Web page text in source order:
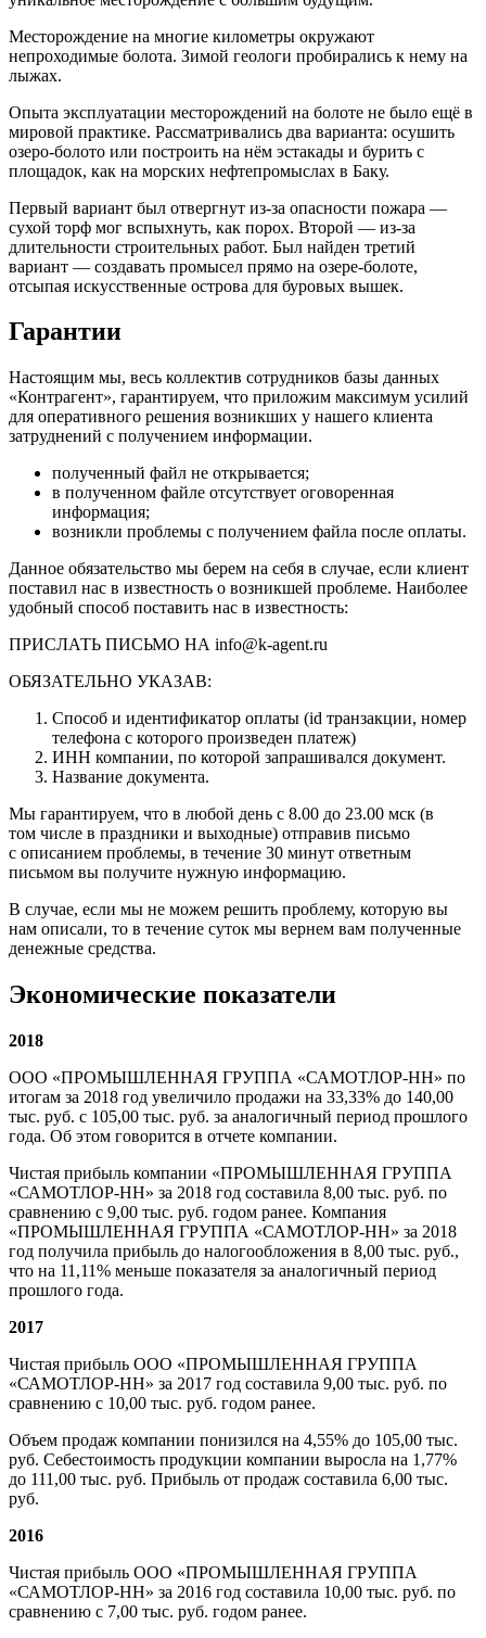
Месторождение на многие километры окружают
непроходимые болота. Зимой геологи пробирались к нему на
лыжах.
Опыта эксплуатации месторождений на болоте не было ещё в
мировой практике. Рассматривались два варианта: осушить
озеро-болото или построить на нём эстакады и бурить с
площадок, как на морских нефтепромыслах в Баку.
Первый вариант был отвергнут из-за опасности пожара —
сухой торф мог вспыхнуть, как порох. Второй — из-за
длительности строительных работ. Был найден третий
вариант — создавать промысел прямо на озере-болоте,
отсыпая искусственные острова для буровых вышек.
Гарантии
Настоящим мы, весь коллектив сотрудников базы данных
«Контрагент», гарантируем, что приложим максимум усилий
для оперативного решения возникших у нашего клиента
затруднений с получением информации.
полученный файл не открывается;
в полученном файле отсутствует оговоренная
информация;
возникли проблемы с получением файла после оплаты.
Данное обязательство мы берем на себя в случае, если клиент
поставил нас в известность о возникшей проблеме. Наиболее
удобный способ поставить нас в известность:
ПРИСЛАТЬ ПИСЬМО НА info@k-agent.ru
ОБЯЗАТЕЛЬНО УКАЗАВ:
Способ и идентификатор оплаты (id транзакции, номер
телефона с которого произведен платеж)
ИНН компании, по которой запрашивался документ.
Название документа.
Мы гарантируем, что в любой день с 8.00 до 23.00 мск (в
том числе в праздники и выходные) отправив письмо
с описанием проблемы, в течение 30 минут ответным
письмом вы получите нужную информацию.
В случае, если мы не можем решить проблему, которую вы
нам описали, то в течение суток мы вернем вам полученные
денежные средства.
Экономические показатели
2018
ООО «ПРОМЫШЛЕННАЯ ГРУППА «САМОТЛОР-НН» по
итогам за 2018 год увеличило продажи на 33,33% до 140,00
тыс. руб. с 105,00 тыс. руб. за аналогичный период прошлого
года. Об этом говорится в отчете компании.
Чистая прибыль компании «ПРОМЫШЛЕННАЯ ГРУППА
«САМОТЛОР-НН» за 2018 год составила 8,00 тыс. руб. по
сравнению с 9,00 тыс. руб. годом ранее. Компания
«ПРОМЫШЛЕННАЯ ГРУППА «САМОТЛОР-НН» за 2018
год получила прибыль до налогообложения в 8,00 тыс. руб.,
что на 11,11% меньше показателя за аналогичный период
прошлого года.
2017
Чистая прибыль ООО «ПРОМЫШЛЕННАЯ ГРУППА
«САМОТЛОР-НН» за 2017 год составила 9,00 тыс. руб. по
сравнению с 10,00 тыс. руб. годом ранее.
Объем продаж компании понизился на 4,55% до 105,00 тыс.
руб. Cебестоимость продукции компании выросла на 1,77%
до 111,00 тыс. руб. Прибыль от продаж составила 6,00 тыс.
руб.
2016
Чистая прибыль ООО «ПРОМЫШЛЕННАЯ ГРУППА
«САМОТЛОР-НН» за 2016 год составила 10,00 тыс. руб. по
сравнению с 7,00 тыс. руб. годом ранее.